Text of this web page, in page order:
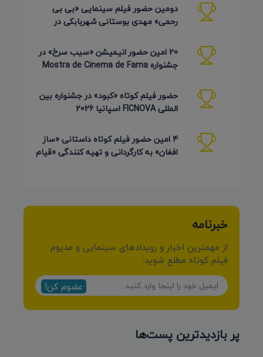
دومین حضور فیلم سینمایی «بی بی
رحمی» مهدی بوستانی شهربابکی در
20 امین حضور انیمیشن «سیب سرخ» در
جشنواره Mostra de Cinema de Fama
حضور فیلم کوتاه «کبود» در جشنواره بین
المللی FICNOVA اسپانیا 2026
4 امین حضور فیلم کوتاه داستانی «ساز
افغان» به کارگردانی و تهیه کنندگی «قیام
خبرنامه
از مهمترین اخبار و رویدادهای سینمایی و مدیوم
فیلم کوتاه مطلع شوید:
عضوم کن!
پر بازدیدترین پست‌ها